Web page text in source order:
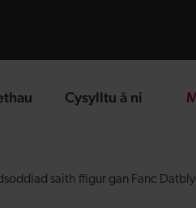
Cysylltu â ni
landing page
saith ffigur gan Fanc